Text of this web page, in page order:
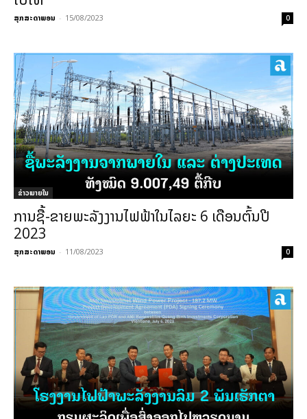
ສຸກສະດາພອນ - 15/08/2023 0
ຂ່າວພາຍ​ໃນ
ການຊື້-ຂາຍພະລັງງານໄຟຟ້າໃນໄລຍະ 6 ເດືອນຕົ້ນປີ
2023
ສຸກສະດາພອນ - 11/08/2023 0